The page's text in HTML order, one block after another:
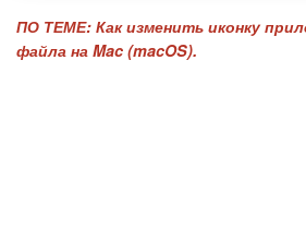
ПО ТЕМЕ: Как изменить иконку
файла на Mac (macOS).